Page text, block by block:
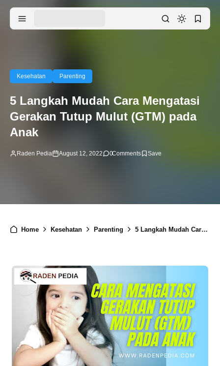
Kesehatan Parenting
5 Langkah Mudah Cara Mengatasi
Gerakan Tutup Mulut (GTM) pada
Anak
Raden Pedia August 12, 2022 0Comments
Home Kesehatan Parenting 5 Langkah Mudah Cara Mengatasi Gerakan Tutup Mulut (GTM) pada Anak